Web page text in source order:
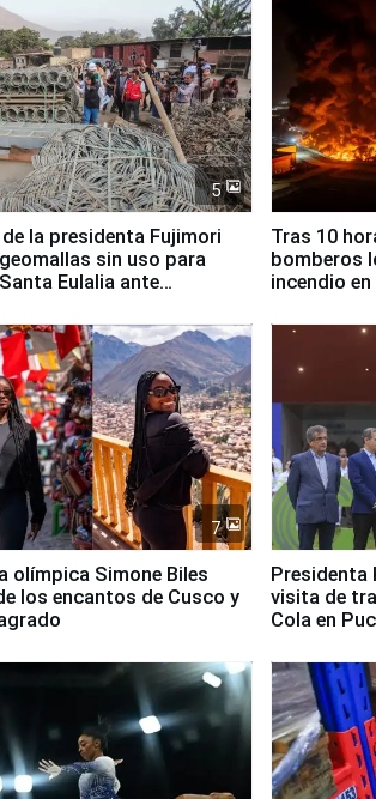
5
la presidenta Fujimori
sin uso para
Eulalia ante
Tras 10
bomberos
incendio
7
olímpica Simone Biles
los encantos de Cusco y
Presidenta
visita de
Cola en